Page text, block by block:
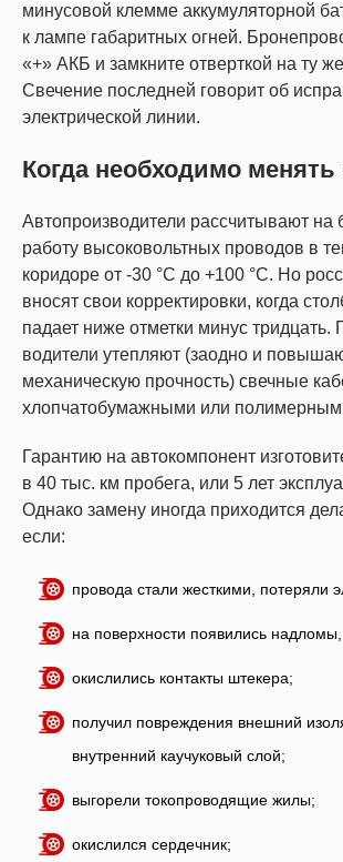
минусовой клемме аккумуляторной
к лампе габаритных огней.
«+» АКБ и замкните отверткой на ту
Свечение последней говорит об
электрической линии.
Когда необходимо
Автопроизводители рассчитывают на
работу высоковольтных проводов в
коридоре от -30 °С до +100 °С. Но
вносят свои корректировки, когда
падает ниже отметки минус тридцать.
водители утепляют (заодно и
механическую прочность) свечные
хлопчатобумажными или
Гарантию на автокомпонент
в 40 тыс. км пробега, или 5 лет
Однако замену иногда приходится
если:
провода стали жесткими, потеряли
на поверхности появились
окислились контакты штекера;
получил повреждения внешний
внутренний каучуковый слой;
выгорели токопроводящие жилы;
окислился сердечник;